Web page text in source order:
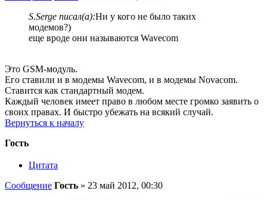
S.Serge писал(а):Ни у кого не было таких
модемов?)
еще вроде они называются Wavecom
Это GSM-модуль.
Его ставили и в модемы Wavecom, и в модемы Novacom.
Ставится как стандартный модем.
Каждый человек имеет право в любом месте громко заявить о
своих правах. И быстро убежать на всякий случай.
Вернуться к началу
Гость
Цитата
Сообщение Гость » 23 май 2012, 00:30